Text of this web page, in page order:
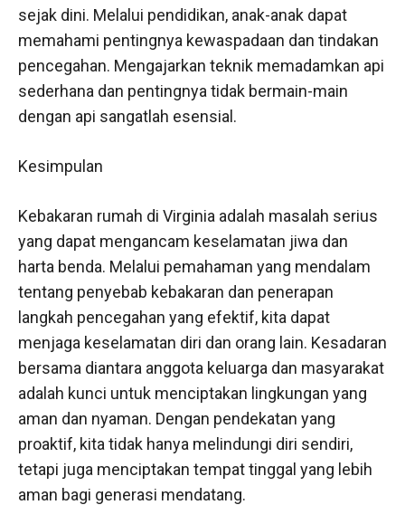
sejak dini. Melalui pendidikan, anak-anak dapat
memahami pentingnya kewaspadaan dan tindakan
pencegahan. Mengajarkan teknik memadamkan api
sederhana dan pentingnya tidak bermain-main
dengan api sangatlah esensial.
Kesimpulan
Kebakaran rumah di Virginia adalah masalah serius
yang dapat mengancam keselamatan jiwa dan
harta benda. Melalui pemahaman yang mendalam
tentang penyebab kebakaran dan penerapan
langkah pencegahan yang efektif, kita dapat
menjaga keselamatan diri dan orang lain. Kesadaran
bersama diantara anggota keluarga dan masyarakat
adalah kunci untuk menciptakan lingkungan yang
aman dan nyaman. Dengan pendekatan yang
proaktif, kita tidak hanya melindungi diri sendiri,
tetapi juga menciptakan tempat tinggal yang lebih
aman bagi generasi mendatang.